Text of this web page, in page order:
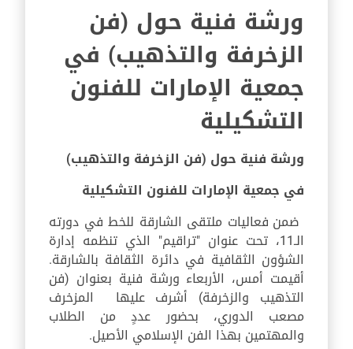
ورشة فنية حول (فن
الزخرفة والتذهيب) في
جمعية الإمارات للفنون
التشكيلية
ورشة فنية حول (فن الزخرفة والتذهيب)
في جمعية الإمارات للفنون التشكيلية
ضمن فعاليات ملتقى الشارقة للخط في دورته
الـ11، تحت عنوان "تراقيم" الذي تنظمه إدارة
الشؤون الثقافية في دائرة الثقافة بالشارقة.
أقيمت أمس، الأربعاء ورشة فنية بعنوان (فن
التذهيب والزخرفة) أشرف عليها المزخرف
مصعب الدوري، بحضور عددٍ من الطلاب
والمهتمين بهذا الفن الإسلامي الأصيل.